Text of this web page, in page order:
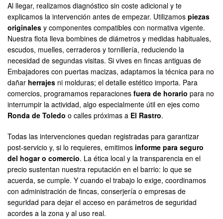
Al llegar, realizamos diagnóstico sin coste adicional y te
explicamos la intervención antes de empezar. Utilizamos piezas
originales y componentes compatibles con normativa vigente.
Nuestra flota lleva bombines de diámetros y medidas habituales,
escudos, muelles, cerraderos y tornillería, reduciendo la
necesidad de segundas visitas. Si vives en fincas antiguas de
Embajadores con puertas macizas, adaptamos la técnica para no
dañar herrajes ni molduras; el detalle estético importa. Para
comercios, programamos reparaciones fuera de horario para no
interrumpir la actividad, algo especialmente útil en ejes como
Ronda de Toledo o calles próximas a El Rastro.
Todas las intervenciones quedan registradas para garantizar
post-servicio y, si lo requieres, emitimos informe para seguro
del hogar o comercio. La ética local y la transparencia en el
precio sustentan nuestra reputación en el barrio: lo que se
acuerda, se cumple. Y cuando el trabajo lo exige, coordinamos
con administración de fincas, conserjería o empresas de
seguridad para dejar el acceso en parámetros de seguridad
acordes a la zona y al uso real.